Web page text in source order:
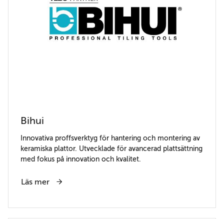
Bihui
Innovativa proffsverktyg för hantering och montering av
keramiska plattor. Utvecklade för avancerad plattsättning
med fokus på innovation och kvalitet.
Läs mer